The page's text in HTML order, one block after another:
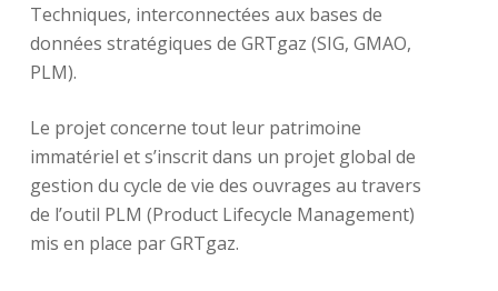
Techniques, interconnectées aux bases de
données stratégiques de GRTgaz (SIG, GMAO,
PLM).
Le projet concerne tout leur patrimoine
immatériel et s’inscrit dans un projet global de
gestion du cycle de vie des ouvrages au travers
de l’outil PLM (Product Lifecycle Management)
mis en place par GRTgaz.